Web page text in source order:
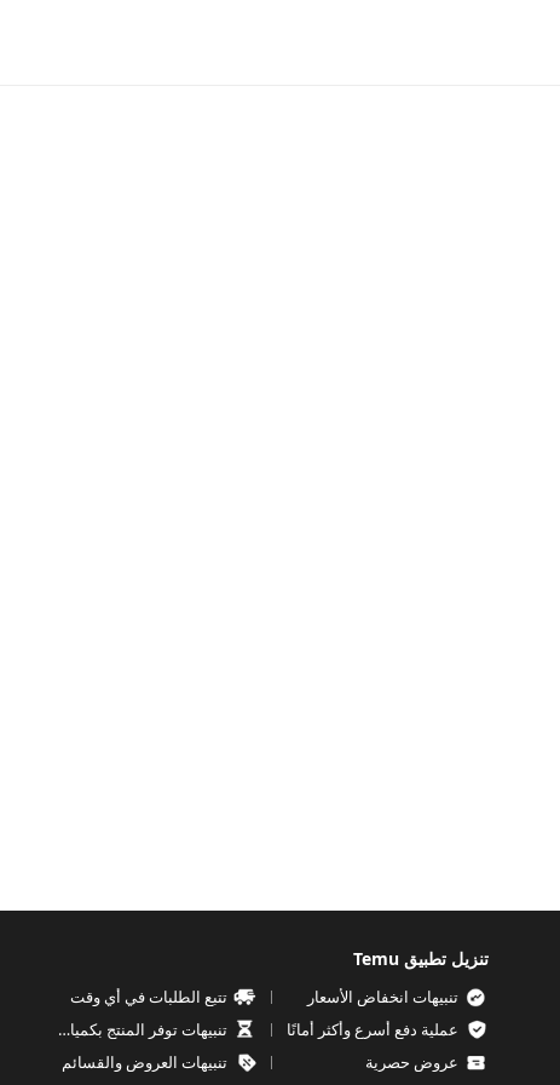
تنزيل تطبيق Temu
تنبيهات انخفاض الأسعار
تتبع الطلبات في أي وقت
عملية دفع أسرع وأكثر أمانًا
تنبيهات توفر المنتج بكميات محدودة
عروض حصرية
تنبيهات العروض والقسائم